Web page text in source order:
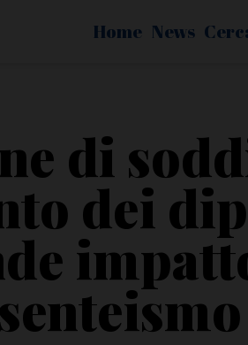
Home News
di
dei